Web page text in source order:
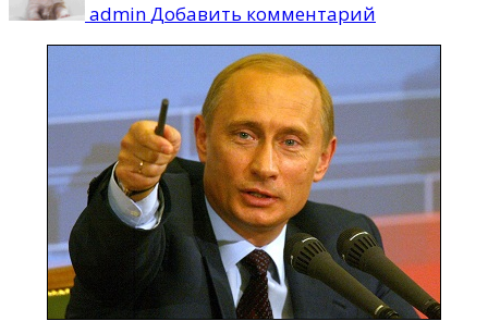
adminДобавить комментарий
и
нынешний
премьер-
министр
засветился